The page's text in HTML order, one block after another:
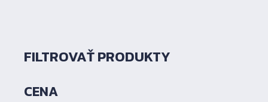
FILTROVAŤ PRODUKTY
Filtrovanie produktov podľa
CENA